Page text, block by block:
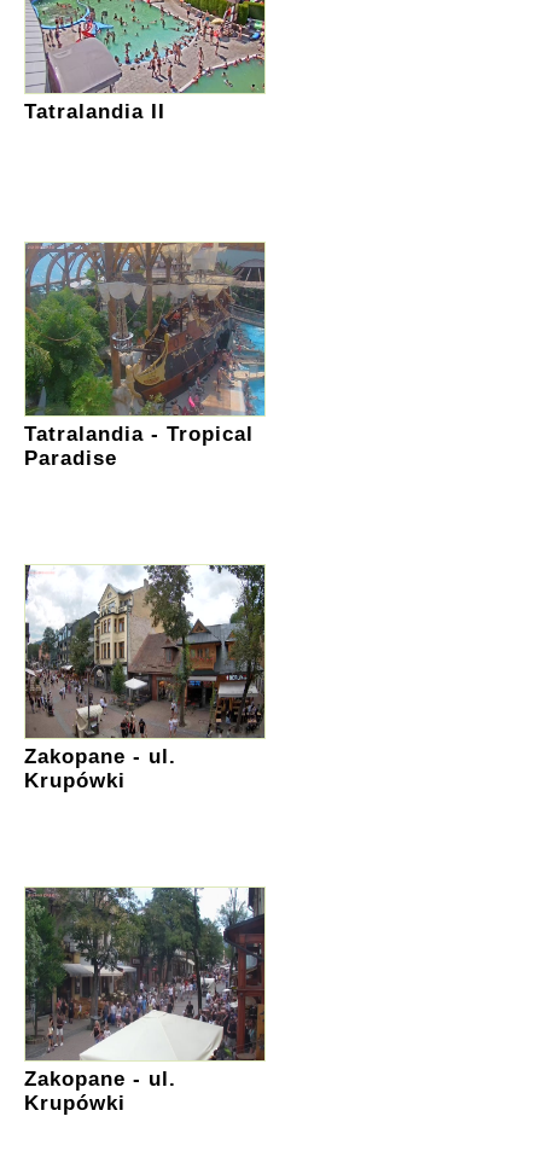
Tatralandia II
Tatralandia - Tropical
Paradise
Zakopane - ul.
Krupówki
Zakopane - ul.
Krupówki